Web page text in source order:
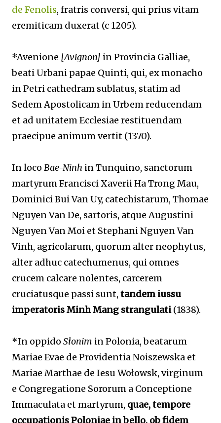
de Fenolis, fratris conversi, qui prius vitam
eremiticam duxerat (c 1205).
*Avenione [Avignon] in Provincia Galliae,
beati Urbani papae Quinti, qui, ex monacho
in Petri cathedram sublatus, statim ad
Sedem Apostolicam in Urbem reducendam
et ad unitatem Ecclesiae restituendam
praecipue animum vertit (1370).
In loco Bae-Ninh in Tunquino, sanctorum
martyrum Francisci Xaverii Ha Trong Mau,
Dominici Bui Van Uy, catechistarum, Thomae
Nguyen Van De, sartoris, atque Augustini
Nguyen Van Moi et Stephani Nguyen Van
Vinh, agricolarum, quorum alter neophytus,
alter adhuc catechumenus, qui omnes
crucem calcare nolentes, carcerem
cruciatusque passi sunt, tandem iussu
imperatoris Minh Mang strangulati(1838).
*In oppido Słonim in Polonia, beatarum
Mariae Evae de Providentia Noiszewska et
Mariae Marthae de Iesu Wołowsk, virginum
e Congregatione Sororum a Conceptione
Immaculata et martyrum, quae, tempore
occupationis Poloniae in bello, ob fidem